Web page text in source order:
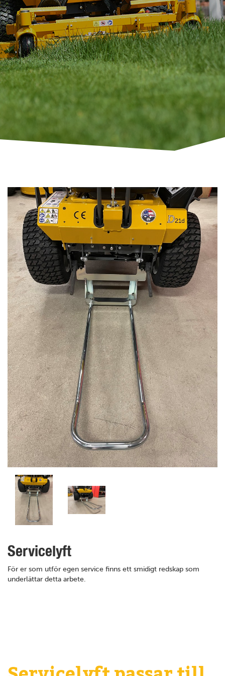
Servicelyft
För er som utför egen service finns ett smidigt redskap som
underlättar detta arbete.